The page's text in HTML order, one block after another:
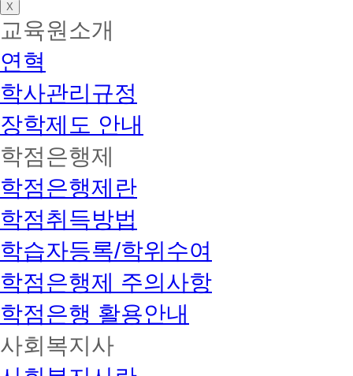
오
프
인
특
개
강
보
육
교
대
면
과
목
1
개
추
가
설
총
9
개
도
X
교육원소개
연혁
학사관리규정
장학제도 안내
학점은행제
학점은행제란
학점취득방법
학습자등록/학위수여
학점은행제 주의사항
학점은행 활용안내
사회복지사